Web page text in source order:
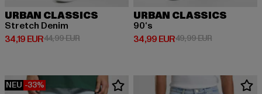
URBAN CLASSICS
Stretch Denim
34,19 EUR
Derzeitiger Preis: 34,19 EUR
44,99 EURAktionspreis: 44,99 EUR
URBAN CLASSICS
90‘s
34,99 EUR
Derzeitiger Preis: 34,99 EUR
49,99 EURAktionspreis:
NEU -33%